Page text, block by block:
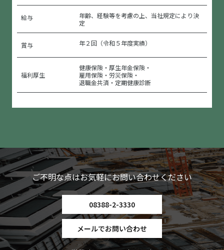
給与
年齢、経験等を考慮の上、当社規定により決
定
賞与 年２回（令和５年度実績）
福利厚生
健康保険・厚生年金保険・
雇用保険・労災保険・
退職金共済・定期健康診断
ご不明な点はお気軽にお問い合わせください
08388-2-3330
メールでお問い合わせ